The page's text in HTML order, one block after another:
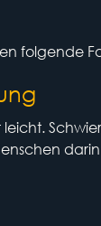
folgende